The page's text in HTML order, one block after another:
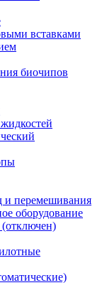
вставками
биочипов
и перемешивания
оборудование